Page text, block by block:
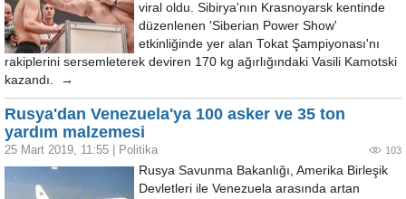
viral oldu. Sibirya'nın Krasnoyarsk kentinde
düzenlenen 'Siberian Power Show'
etkinliğinde yer alan Tokat Şampiyonası'nı
rakiplerini sersemleterek deviren 170 kg ağırlığındaki Vasili Kamotski
kazandı. →
Rusya'dan Venezuela'ya 100 asker ve 35 ton
yardım malzemesi
25 Mart 2019, 11:55 Politika 103
Rusya Savunma Bakanlığı, Amerika Birleşik
Devletleri ile Venezuela arasında artan